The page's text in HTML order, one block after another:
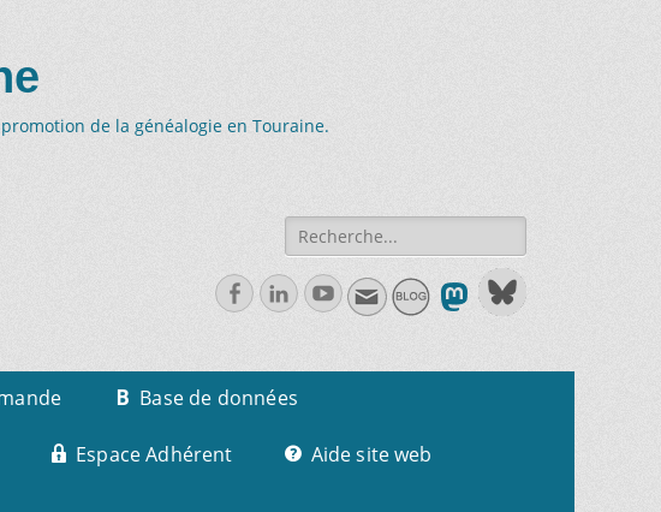
de la généalogie en Touraine.
Recherche
de:
FacebookLinkedlnYoutube
Base de données
Espace Adhérent Aide site web